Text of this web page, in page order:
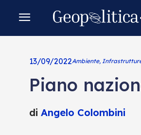
13/09/2022Ambiente,
Piano
di Angelo Colombini